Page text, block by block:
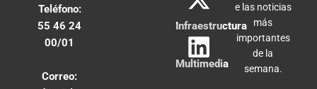
Teléfono:
55 46 24
00/01
Correo:
Infraestructura
Multimedia
e las noticias
más
importantes
de la
semana.